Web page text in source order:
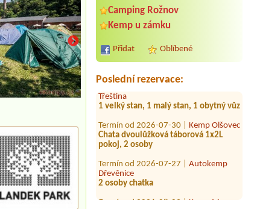
Camping Rožnov
Kemp u zámku
Přidat Oblíbené
Poslední rezervace:
Restaurant BEZDREV
pokoj pro 5 ( 2x dítě 13let, 3xdospělí)
pokoj pro 4 (2xdítě 8let a 6let,
2xdospělí) pokoj pro 5 ( 2x dítě 13let,
6let, 2xdospělí)
Třeština
Termín od 2026-07-30 |Kemp Olšovec
pokoj, 2 osoby
Termín od 2026-07-27 |
2 osoby chatka
Termín od 2026-08-09 |